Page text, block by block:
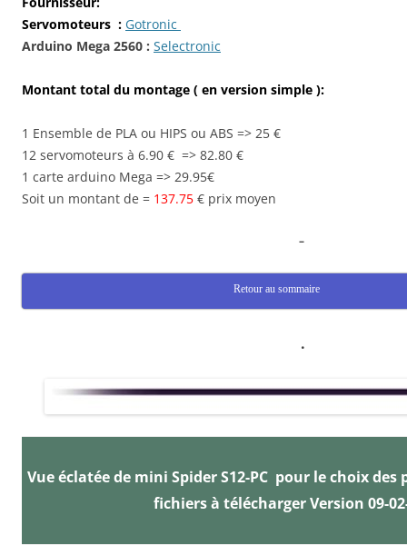
Servomoteurs : Gotronic
Arduino Mega 2560 : Selectronic
Montant total du montage ( en version simple ):
1 Ensemble de PLA ou HIPS ou ABS => 25 €
12 servomoteurs à 6.90 € => 82.80 €
1 carte arduino Mega => 29.95€
Soit un montant de = 137.75 € prix moyen
–
Retour au sommaire
.
Vue éclatée de mini Spider S12-PC pour le choix des
fichiersà télécharger Version 09-